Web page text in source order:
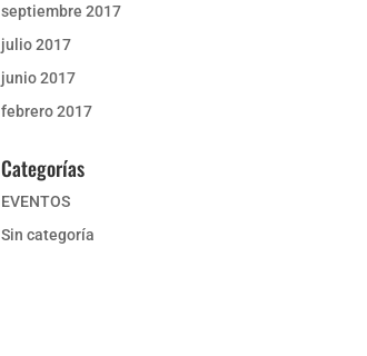
septiembre 2017
julio 2017
junio 2017
febrero 2017
Categorías
EVENTOS
Sin categoría